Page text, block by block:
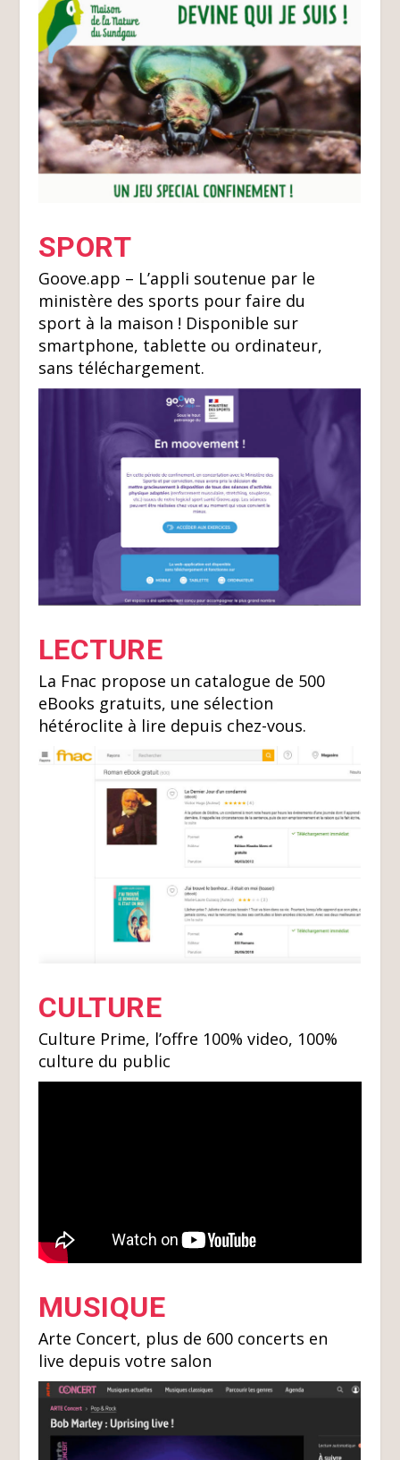
SPORT
Goove.app – L’appli soutenue par le
ministère des sports pour faire du
sport à la maison ! Disponible sur
smartphone, tablette ou ordinateur,
sans téléchargement.
LECTURE
La Fnac propose un catalogue de 500
eBooks gratuits, une sélection
hétéroclite à lire depuis chez-vous.
CULTURE
Culture Prime, l’offre 100% video, 100%
culture du public
MUSIQUE
Arte Concert, plus de 600 concerts en
live depuis votre salon